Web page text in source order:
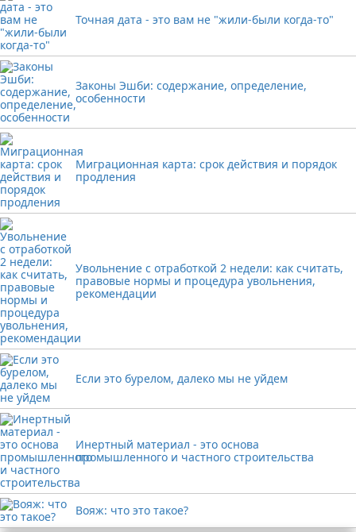
Точная дата - это вам не "жили-были когда-то"
Законы Эшби: содержание, определение,
особенности
Миграционная карта: срок действия и порядок
продления
Увольнение с отработкой 2 недели: как считать,
правовые нормы и процедура увольнения,
рекомендации
Если это бурелом, далеко мы не уйдем
Инертный материал - это основа
промышленного и частного строительства
Вояж: что это такое?